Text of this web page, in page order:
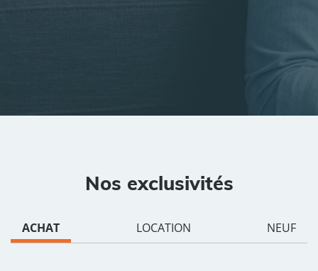
Nos exclusivités
ACHAT LOCATION NEUF